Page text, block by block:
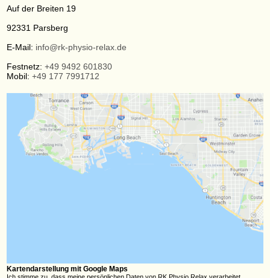
Auf der Breiten 19
92331 Parsberg
E-Mail: info@rk-physio-relax.de
Festnetz:+49 9492 601830
Mobil:+49 177 7991712
Kartendarstellung mit Google Maps